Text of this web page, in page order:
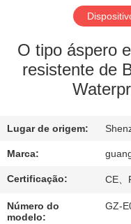
FÁBRICA
CONTROLE
QUALIDADE
CONTACTE-
NOS
O tipo áspero
resistente de
Lugar de origem:
Marca:
Certificação: CE、
Número do
modelo:
GZ-